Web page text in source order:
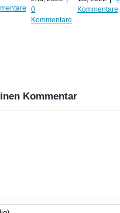
0
Kommentare
Kommentare
Kommentar